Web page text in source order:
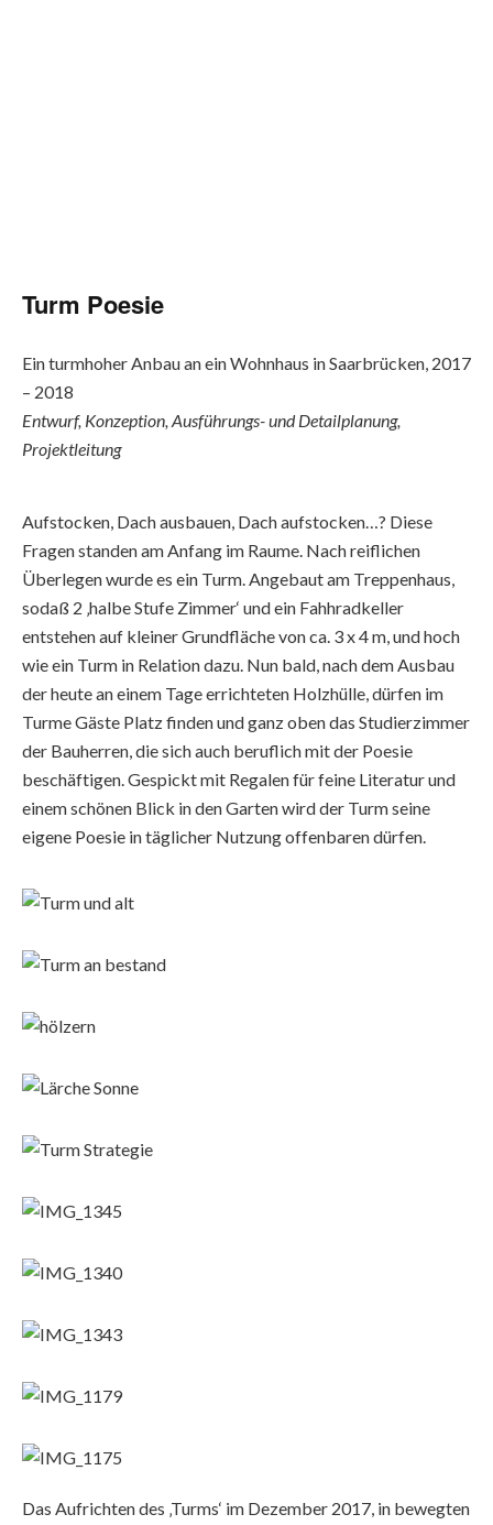
Turm Poesie
Ein turmhoher Anbau an ein Wohnhaus in Saarbrücken, 2017
– 2018
Entwurf, Konzeption, Ausführungs- und Detailplanung,
Projektleitung
Aufstocken, Dach ausbauen, Dach aufstocken…? Diese
Fragen standen am Anfang im Raume. Nach reiflichen
Überlegen wurde es ein Turm. Angebaut am Treppenhaus,
sodaß 2 ‚halbe Stufe Zimmer‘ und ein Fahhradkeller
entstehen auf kleiner Grundfläche von ca. 3 x 4 m, und hoch
wie ein Turm in Relation dazu. Nun bald, nach dem Ausbau
der heute an einem Tage errichteten Holzhülle, dürfen im
Turme Gäste Platz finden und ganz oben das Studierzimmer
der Bauherren, die sich auch beruflich mit der Poesie
beschäftigen. Gespickt mit Regalen für feine Literatur und
einem schönen Blick in den Garten wird der Turm seine
eigene Poesie in täglicher Nutzung offenbaren dürfen.
Das Aufrichten des ‚Turms‘ im Dezember 2017, in bewegten